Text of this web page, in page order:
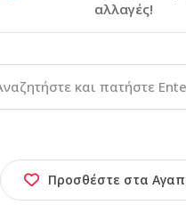
αλλαγές!
Προσθέστε στα